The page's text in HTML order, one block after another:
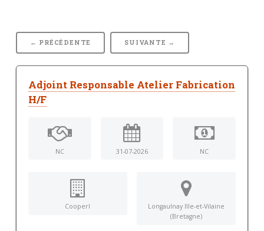
← PRÉCÉDENTE SUIVANTE →
Adjoint Responsable Atelier Fabrication
H/F
NC 31-07-2026 NC
Cooperl
Longaulnay Ille-et-Vilaine
(Bretagne)